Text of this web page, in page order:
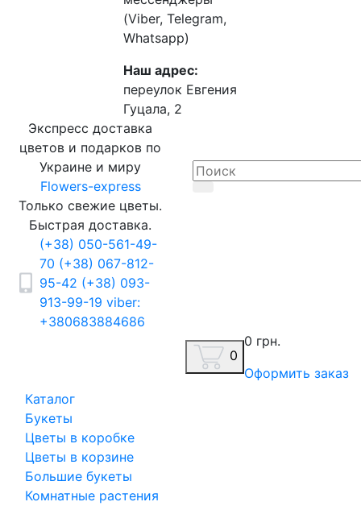
(Viber, Telegram,
Whatsapp)
Наш адрес:
переулок Евгения
Гуцала, 2
Экспресс доставка
цветов и подарков по
Украине и миру
Flowers-express
Только свежие цветы.
Быстрая доставка.
(+38) 050-561-49-
70 (+38) 067-812-
95-42 (+38) 093-
913-99-19 viber:
+380683884686
0
0 грн.
Оформить заказ
Каталог
Букеты
Цветы в коробке
Цветы в корзине
Большие букеты
Комнатные растения